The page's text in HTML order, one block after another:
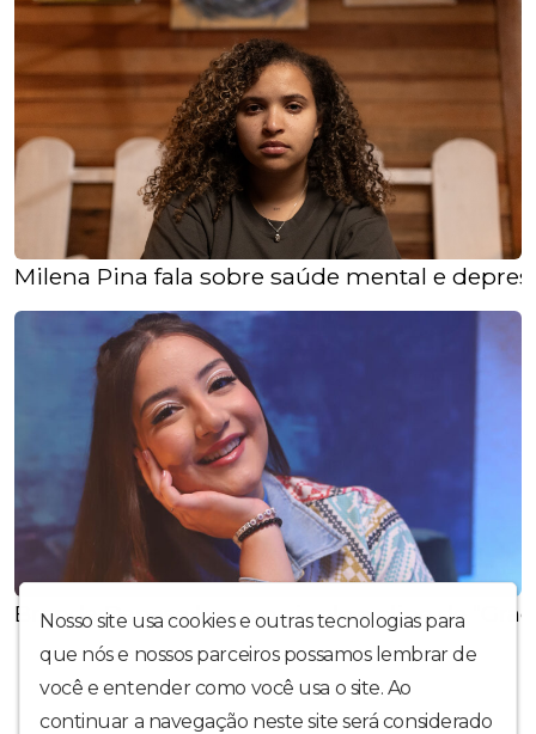
Milena Pina fala sobre saúde mental e
Brenda Danese lança o single e clipe de
Nosso site usa cookies e outras tecnologias para
que nós e nossos parceiros possamos lembrar de
você e entender como você usa o site. Ao
continuar a navegação neste site será considerado